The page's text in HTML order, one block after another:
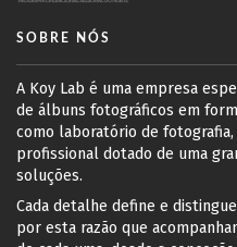
SOBRE NÓS
A Koy Lab é uma empresa
de álbuns fotográficos em
como laboratório de
profissional dotado de uma
soluções.
Cada detalhe define e
por esta razão que